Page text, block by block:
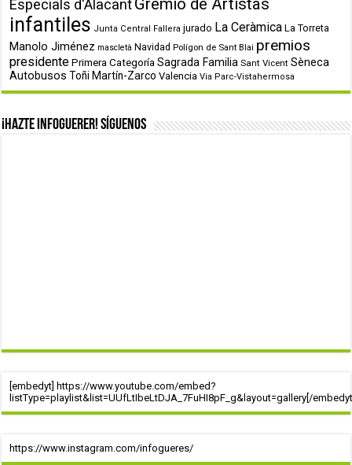
Especials d'AlacantGremio de Artistas
infantiles Junta Central Fallera jurado La Ceràmica La Torreta
Manolo Jiménez mascletà Navidad Polígon de Sant Blai premios
presidente Primera Categoría Sagrada Familia Sant Vicent Sèneca
Autobusos Toñi Martín-Zarco Valencia Via Parc-Vistahermosa
¡Hazte infoguerer! Síguenos
[embedyt] https://www.youtube.com/embed?
listType=playlist&list=UUfLtIbeLtDJA_7FuHI8pF_g&layout=gallery[/
https://www.instagram.com/infogueres/